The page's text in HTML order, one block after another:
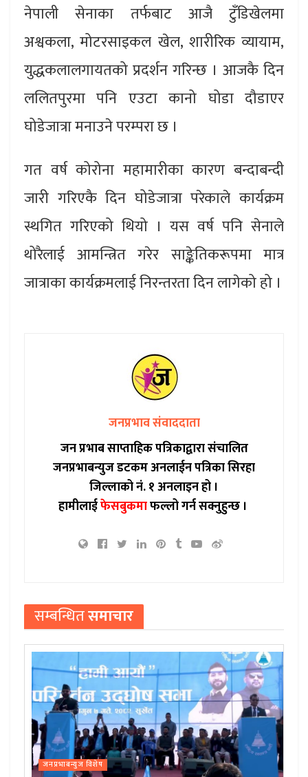
नेपाली सेनाका तर्फबाट आजै टुँडिखेलमा
अश्वकला, मोटरसाइकल खेल, शारीरिक व्यायाम,
युद्धकलालगायतको प्रदर्शन गरिन्छ । आजकै दिन
ललितपुरमा पनि एउटा कानो घोडा दौडाएर
घोडेजात्रा मनाउने परम्परा छ ।
गत वर्ष कोरोना महामारीका कारण बन्दाबन्दी
जारी गरिएकै दिन घोडेजात्रा परेकाले कार्यक्रम
स्थगित गरिएको थियो । यस वर्ष पनि सेनाले
थोरैलाई आमन्त्रित गरेर साङ्केतिकरूपमा मात्र
जात्राका कार्यक्रमलाई निरन्तरता दिन लागेको हो ।
जनप्रभाव संवाददाता
जन प्रभाब साप्ताहिक पत्रिकाद्वारा संचालित
जनप्रभाबन्युज डटकम अनलाईन पत्रिका सिरहा
जिल्लाको नं. १ अनलाइन हो ।
हामीलाईफेसबुकमाफल्लो गर्न सक्नुहुन्छ ।
सम्बन्धितसमाचार
जनप्रभाबन्युज विशेष